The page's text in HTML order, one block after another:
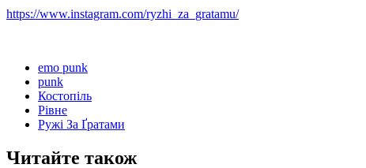
https://www.instagram.com/ryzhi_za_gratamu/
emo punk
punk
Костопіль
Рівне
Ружі За Ґратами
Читайте також